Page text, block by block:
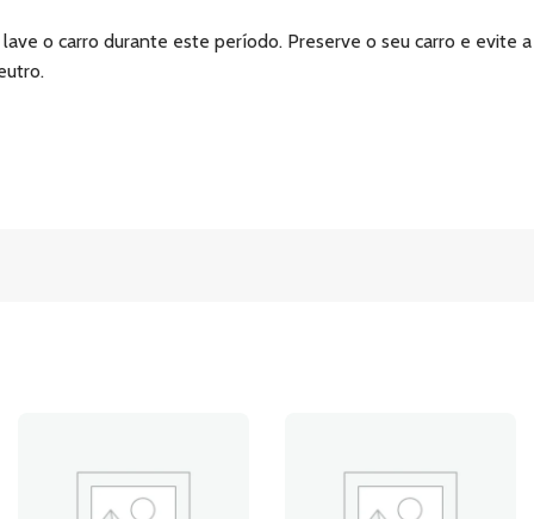
o carro durante este período. Preserve o seu carro e evite a